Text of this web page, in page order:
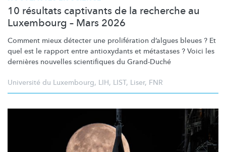
10 résultats captivants de la recherche au
Luxembourg – Mars 2026
Comment mieux détecter une prolifération d’algues bleues ? Et
quel est le rapport entre antioxydants et métastases ? Voici les
dernières nouvelles scientifiques du Grand-Duché
Université du Luxembourg, LIH, LIST, Liser, FNR